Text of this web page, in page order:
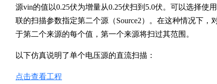
源vin的值以0.25伏为增量从0.25伏扫到5.0伏。可以选择使
联的扫描参数指定第二个源（Source2）。在这种情况下，
于第二个来源的每个值，第一个来源将扫过其范围。
以下仿真说明了单个电压源的直流扫描：
点击查看工程